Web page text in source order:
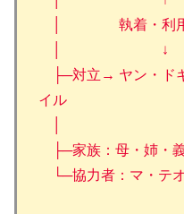
│ 執着・利
│ ↓
├─対立→ ヤン・ド
イル
├─家族：母・姉・
└─協力者：マ・テ